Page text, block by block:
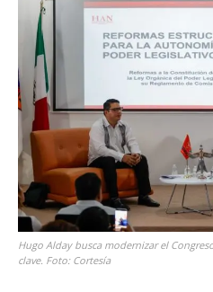
Hugo Alday busca modernizar el
clave. Foto: Cortesía